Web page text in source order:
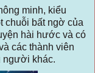
minh, kiểu
chuỗi bất ngờ của
hài hước và có
các thành viên
người khác.